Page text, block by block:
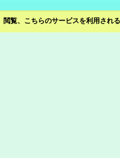
覧、こちらのサービスを利用さ